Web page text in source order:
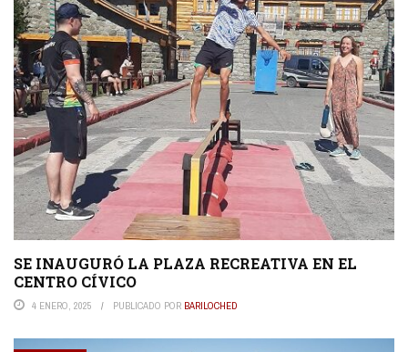
SE INAUGURÓ LA PLAZA RECREATIVA EN EL
CENTRO CÍVICO
4 ENERO, 2025 PUBLICADO POR BARILOCHED